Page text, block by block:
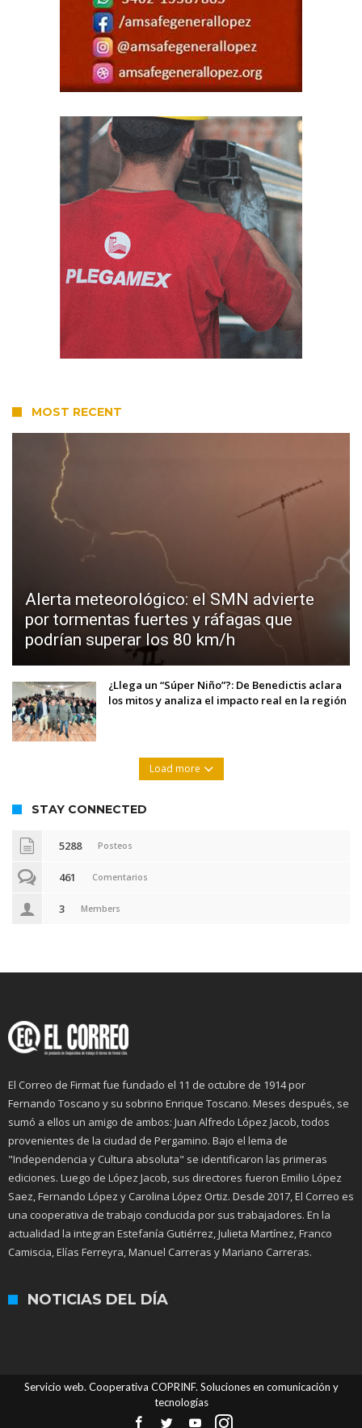
MOST RECENT
Alerta meteorológico: el SMN advierte
por tormentas fuertes y ráfagas que
podrían superar los 80 km/h
¿Llega un “Súper Niño”?: De Benedictis aclara
los mitos y analiza el impacto real en la región
Load more
STAY CONNECTED
5288 Posteos
461 Comentarios
3 Members
El Correo de Firmat fue fundado el 11 de octubre de 1914 por
Fernando Toscano y su sobrino Enrique Toscano. Meses después, se
sumó a ellos un amigo de ambos: Juan Alfredo López Jacob, todos
provenientes de la ciudad de Pergamino. Bajo el lema de
"Independencia y Cultura absoluta" se identificaron las primeras
ediciones. Luego de López Jacob, sus directores fueron Emilio López
Saez, Fernando López y Carolina López Ortiz. Desde 2017, El Correo es
una cooperativa de trabajo conducida por sus trabajadores. En la
actualidad la integran Estefanía Gutiérrez, Julieta Martínez, Franco
Camiscia, Elías Ferreyra, Manuel Carreras y Mariano Carreras.
NOTICIAS DEL DÍA
Servicio web. Cooperativa COPRINF. Soluciones en comunicación y
tecnologías